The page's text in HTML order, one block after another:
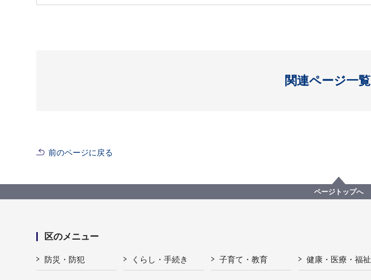
関連ページ一覧
開く
前のページに戻る
ページトップへ
区のメニュー
防災・防犯 くらし・手続き 子育て・教育 健康・医療・福祉